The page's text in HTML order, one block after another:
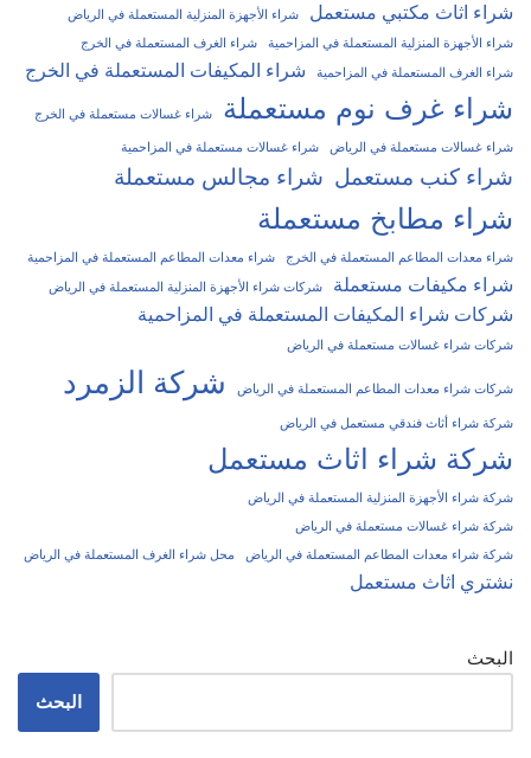
شراء اثاث مكتبي مستعمل
شراء الأجهزة المنزلية المستعملة في الرياض
شراء الأجهزة المنزلية المستعملة في المزاحمية
شراء الغرف المستعملة في الخرج
شراء الغرف المستعملة في المزاحمية شراء المكيفات المستعملة في الخرج
شراء غرف نوم مستعملة شراء غسالات مستعملة في الخرج
شراء غسالات مستعملة في الرياض شراء غسالات مستعملة في المزاحمية
شراء كنب مستعمل شراء مجالس مستعملة
شراء مطابخ مستعملة
شراء معدات المطاعم المستعملة في الخرج شراء معدات المطاعم المستعملة في المزاحمية
شراء مكيفات مستعملة شركات شراء الأجهزة المنزلية المستعملة في الرياض
شركات شراء المكيفات المستعملة في المزاحمية
شركات شراء غسالات مستعملة في الرياض
شركات شراء معدات المطاعم المستعملة في الرياض شركة الزمرد
شركة شراء أثاث فندقي مستعمل في الرياض
شركة شراء اثاث مستعمل
شركة شراء الأجهزة المنزلية المستعملة في الرياض
شركة شراء غسالات مستعملة في الرياض
شركة شراء معدات المطاعم المستعملة في الرياض
محل شراء الغرف المستعملة في الرياض
نشتري اثاث مستعمل
البحث
البحث